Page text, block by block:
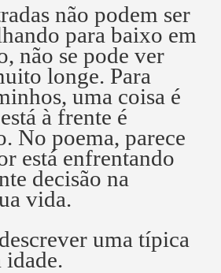
não podem ser
para baixo em
não se pode ver
longe. Para
uma coisa é
à frente é
No poema, parece
está enfrentando
decisão na
vida.
uma típica
idade.